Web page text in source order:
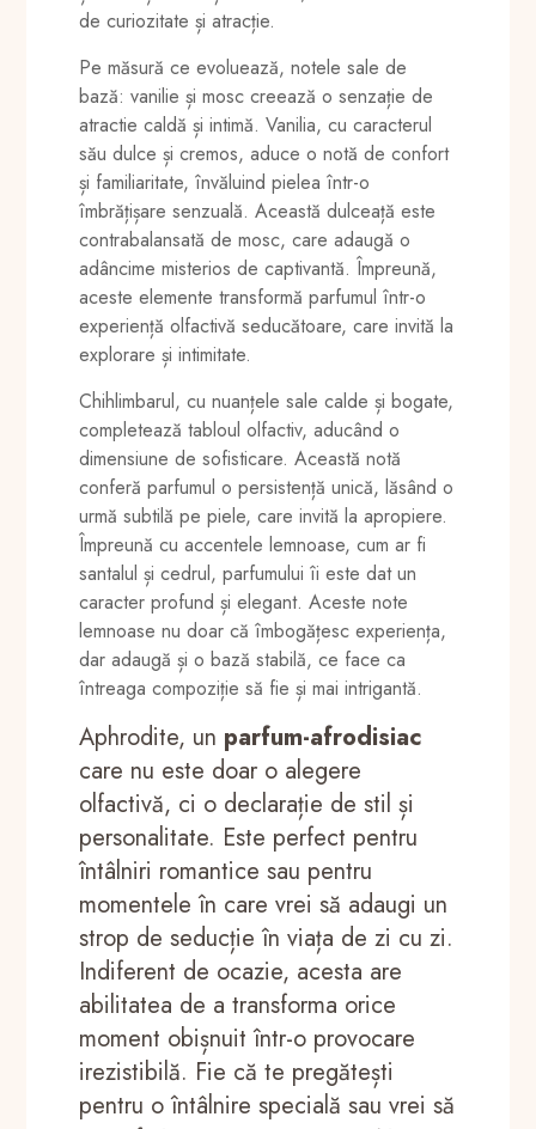
de curiozitate și atracție.
Pe măsură ce evoluează, notele sale de
bază: vanilie și mosc creează o senzație de
atractie caldă și intimă. Vanilia, cu caracterul
său dulce și cremos, aduce o notă de confort
și familiaritate, învăluind pielea într-o
îmbrățișare senzuală. Această dulceață este
contrabalansată de mosc, care adaugă o
adâncime misterios de captivantă. Împreună,
aceste elemente transformă parfumul într-o
experiență olfactivă seducătoare, care invită la
explorare și intimitate.
Chihlimbarul, cu nuanțele sale calde și bogate,
completează tabloul olfactiv, aducând o
dimensiune de sofisticare. Această notă
conferă parfumul o persistență unică, lăsând o
urmă subtilă pe piele, care invită la apropiere.
Împreună cu accentele lemnoase, cum ar fi
santalul și cedrul, parfumului îi este dat un
caracter profund și elegant. Aceste note
lemnoase nu doar că îmbogățesc experiența,
dar adaugă și o bază stabilă, ce face ca
întreaga compoziție să fie și mai intrigantă.
Aphrodite, un parfum-afrodisiac
care nu este doar o alegere
olfactivă, ci o declarație de stil și
personalitate. Este perfect pentru
întâlniri romantice sau pentru
momentele în care vrei să adaugi un
strop de seducție în viața de zi cu zi.
Indiferent de ocazie, acesta are
abilitatea de a transforma orice
moment obișnuit într-o provocare
irezistibilă. Fie că te pregătești
pentru o întâlnire specială sau vrei să